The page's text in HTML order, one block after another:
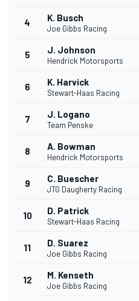
4 K. Busch
Joe Gibbs Racing
5 J. Johnson
Hendrick Motorsports
6 K. Harvick
Stewart-Haas Racing
7 J. Logano
Team Penske
8 A. Bowman
Hendrick Motorsports
9 C. Buescher
JTG Daugherty Racing
10 D. Patrick
Stewart-Haas Racing
11 D. Suarez
Joe Gibbs Racing
12 M. Kenseth
Joe Gibbs Racing